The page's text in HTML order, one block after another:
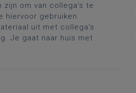
om van collega’s te
hiervoor gebruiken.
uit met collega's
Je gaat naar huis met